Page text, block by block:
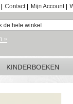
Contact| Mijn Account|
»
KINDERBOEKEN